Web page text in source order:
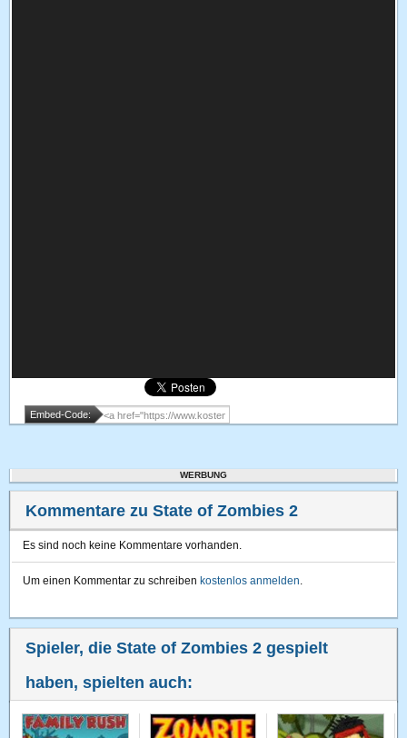
Embed-Code:
WERBUNG
Kommentare zu State of Zombies 2
Es sind noch keine Kommentare vorhanden.
Um einen Kommentar zu schreiben kostenlos anmelden.
Spieler, die State of Zombies 2 gespielt
haben, spielten auch: